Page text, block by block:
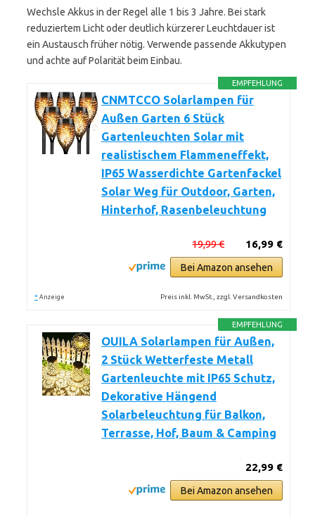
Wechsle Akkus in der Regel alle 1 bis 3 Jahre. Bei stark
reduziertem Licht oder deutlich kürzerer Leuchtdauer ist
ein Austausch früher nötig. Verwende passende Akkutypen
und achte auf Polarität beim Einbau.
EMPFEHLUNG
CNMTCCO Solarlampen für
Außen Garten 6 Stück
Gartenleuchten Solar mit
realistischem Flammeneffekt,
IP65 Wasserdichte Gartenfackel
Solar Weg für Outdoor, Garten,
Hinterhof, Rasenbeleuchtung
16,99 €
19,99 €
Bei Amazon ansehen
* Anzeige Preis inkl. MwSt., zzgl. Versandkosten
EMPFEHLUNG
OUILA Solarlampen für Außen,
2 Stück Wetterfeste Metall
Gartenleuchte mit IP65 Schutz,
Dekorative Hängend
Solarbeleuchtung für Balkon,
Terrasse, Hof, Baum & Camping
22,99 €
Bei Amazon ansehen